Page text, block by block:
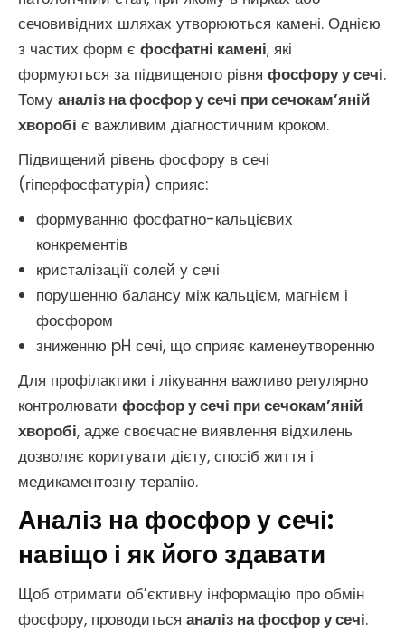
сечовивідних шляхах утворюються камені. Однією
з частих форм є фосфатні камені, які
формуються за підвищеного рівня фосфору у сечі.
Тому аналіз на фосфор у сечі при сечокам’яній
хворобі є важливим діагностичним кроком.
Підвищений рівень фосфору в сечі
(гіперфосфатурія) сприяє:
формуванню фосфатно-кальцієвих
конкрементів
кристалізації солей у сечі
порушенню балансу між кальцієм, магнієм і
фосфором
зниженню pH сечі, що сприяє каменеутворенню
Для профілактики і лікування важливо регулярно
контролювати фосфор у сечі при сечокам’яній
хворобі, адже своєчасне виявлення відхилень
дозволяє коригувати дієту, спосіб життя і
медикаментозну терапію.
Аналіз на фосфор у сечі:
навіщо і як його здавати
Щоб отримати об’єктивну інформацію про обмін
фосфору, проводиться аналіз на фосфор у сечі.